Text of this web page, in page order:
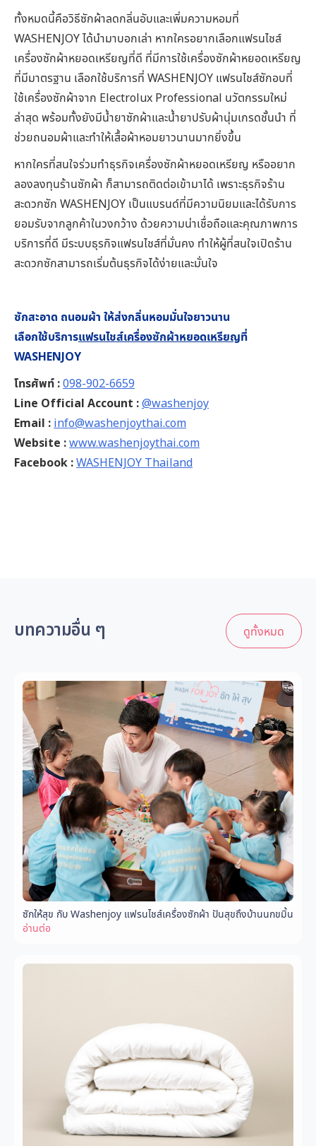
ทั้งหมดนี้คือวิธีซักผ้าลดกลิ่นอับและเพิ่มความหอมที่
WASHENJOY ได้นำมาบอกเล่า หากใครอยากเลือกแฟรนไชส์
เครื่องซักผ้าหยอดเหรียญที่ดี ที่มีการใช้เครื่องซักผ้าหยอดเหรียญ
ที่มีมาตรฐาน เลือกใช้บริการที่ WASHENJOY แฟรนไชส์ซักอบที่
ใช้เครื่องซักผ้าจาก Electrolux Professional นวัตกรรมใหม่
ล่าสุด พร้อมทั้งยังมีน้ำยาซักผ้าและน้ำยาปรับผ้านุ่มเกรดชั้นนำ ที่
ช่วยถนอมผ้าและทำให้เสื้อผ้าหอมยาวนานมากยิ่งขึ้น
หากใครที่สนใจร่วมทำธุรกิจเครื่องซักผ้าหยอดเหรียญ หรืออยาก
ลองลงทุนร้านซักผ้า ก็สามารถติดต่อเข้ามาได้ เพราะธุรกิจร้าน
สะดวกซัก WASHENJOY เป็นแบรนด์ที่มีความนิยมและได้รับการ
ยอมรับจากลูกค้าในวงกว้าง ด้วยความน่าเชื่อถือและคุณภาพการ
บริการที่ดี มีระบบธุรกิจแฟรนไชส์ที่มั่นคง ทำให้ผู้ที่สนใจเปิดร้าน
สะดวกซักสามารถเริ่มต้นธุรกิจได้ง่ายและมั่นใจ
ซักสะอาด ถนอมผ้า ให้ส่งกลิ่นหอมมั่นใจยาวนาน
เลือกใช้บริการแฟรนไชส์เครื่องซักผ้าหยอดเหรียญที่
WASHENJOY
โทรศัพท์ :098-902-6659
Line Official Account :@washenjoy
Email : info@washenjoythai.com
Website :www.washenjoythai.com
Facebook :WASHENJOY Thailand
บทความอื่น ๆ ดูทั้งหมด
ซักให้สุข กับ Washenjoy แฟรนไชส์เครื่องซักผ้า ปันสุขถึงบ้านนกขมิ้น
อ่านต่อ